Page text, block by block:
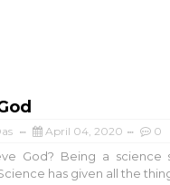
April 04, 2020 0
God? Being a science
has given all the